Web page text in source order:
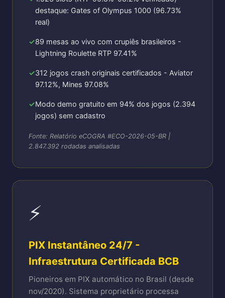
destaque: Gates of Olympus 1000 (96.73%
real)
89 mesas ao vivo com crupiês brasileiros -
Lightning Roulette RTP 97.41%
312 jogos crash originais certificados - Aviator
97.12%, Mines 97.08%
Modo demo gratuito em 94% dos jogos (2.394
jogos) sem cadastro
Fonte: Relatório eCOGRA #ECO-2026-05-BR |
2.847.392 rodadas analisadas
⚡
PIX Instantâneo 24/7 -
Infraestrutura Certificada BCB
Pioneiros em PIX automático no Brasil (desde
nov/2020). Sistema proprietário processa